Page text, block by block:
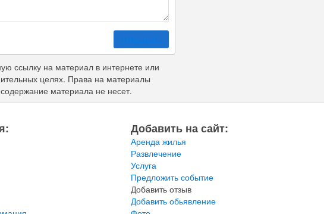
Отправить
ссылку на материал в интернете или
целях. Права на материалы
материала не несет.
Добавить на сайт:
Аренда жилья
Развлечение
Услуга
Предложить событие
Добавить отзыв
Добавить обьявление